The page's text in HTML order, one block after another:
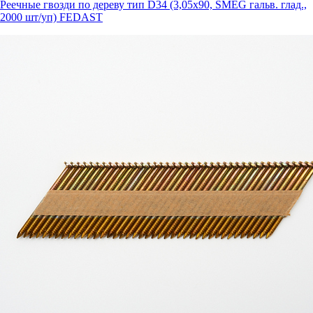
Реечные гвозди по дереву тип D34 (3,05х90, SMEG гальв. глад.,
2000 шт/уп) FEDAST